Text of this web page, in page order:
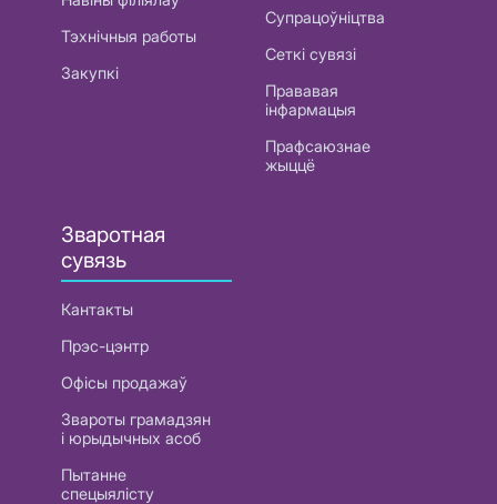
Тэхнічныя работы
Закупкі
Супрацоўніцтва
Сеткі сувязі
Прававая
інфармацыя
Прафсаюзнае
жыццё
Зваротная
сувязь
Кантакты
Прэс-цэнтр
Офісы продажаў
Звароты грамадзян
і юрыдычных асоб
Пытанне
спецыялісту